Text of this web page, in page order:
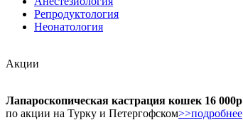
Репродуктология
Неонатология
Акции
Лапароскопическая кастрация кошек 16 000р
по акции на Турку и Петергофском>>подробнее